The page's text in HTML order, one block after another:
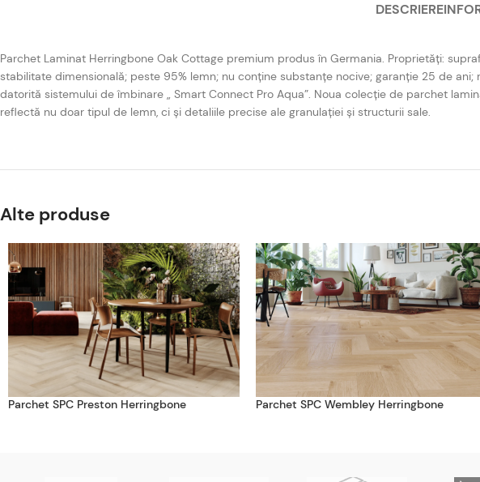
DESCRIERE
Parchet Laminat Herringbone Oak Cottage premium produs în Germania. Proprietăți:
stabilitate dimensională; peste 95% lemn; nu conține substanțe nocive; garanție 25 de
datorită sistemului de îmbinare „ Smart Connect Pro Aqua”. Noua colecție de parchet
reflectă nu doar tipul de lemn, ci și detaliile precise ale granulației și structurii sale.
Alte produse
Parchet SPC Preston Herringbone Parchet SPC Wembley Herringbone